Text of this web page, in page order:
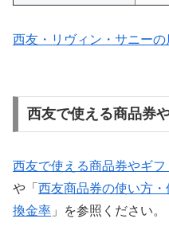
西友・リヴィン・サニー
西友で使える商品券
西友で使える商品券やギフ
や「 西友商品券の使い方
換金率 」を参照ください。